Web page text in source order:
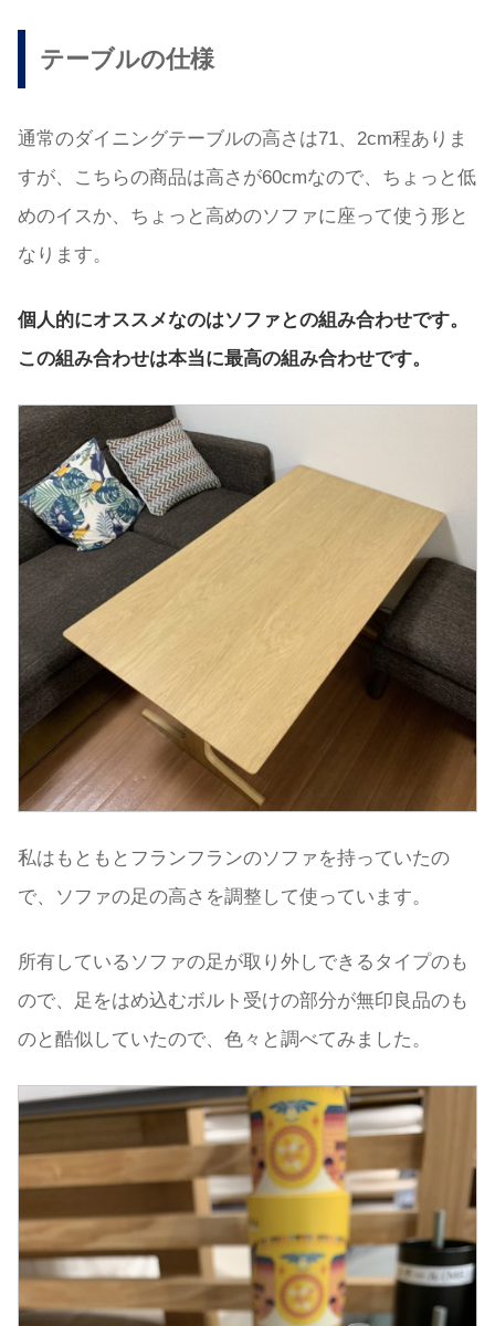
テーブルの仕様
通常のダイニングテーブルの高さは71、2cm程ありま
すが、こちらの商品は高さが60cmなので、ちょっと低
めのイスか、ちょっと高めのソファに座って使う形と
なります。
個人的にオススメなのはソファとの組み合わせです。
この組み合わせは本当に最高の組み合わせです。
私はもともとフランフランのソファを持っていたの
で、ソファの足の高さを調整して使っています。
所有しているソファの足が取り外しできるタイプのも
ので、足をはめ込むボルト受けの部分が無印良品のも
のと酷似していたので、色々と調べてみました。